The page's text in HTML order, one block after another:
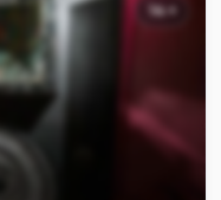
14+